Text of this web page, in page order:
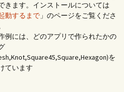
きます。インストールについては
動するまで 」のページをご覧くださ
例には、どのアプリで作られたかの
を
ています